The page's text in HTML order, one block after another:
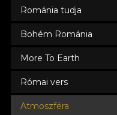
Románia tudja
Bohém Románia
More To Earth
Római vers
Atmoszféra